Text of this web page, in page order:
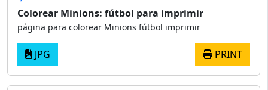
Colorear Minions: fútbol para imprimir
página para colorear Minions fútbol imprimir
JPG PRINT